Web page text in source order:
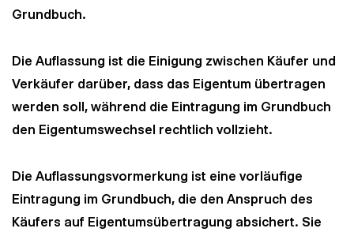
Grundbuch.
Die Auflassung ist die Einigung zwischen Käufer und
Verkäufer darüber, dass das Eigentum übertragen
werden soll, während die Eintragung im Grundbuch
den Eigentumswechsel rechtlich vollzieht.
Die Auflassungsvormerkung ist eine vorläufige
Eintragung im Grundbuch, die den Anspruch des
Käufers auf Eigentumsübertragung absichert. Sie